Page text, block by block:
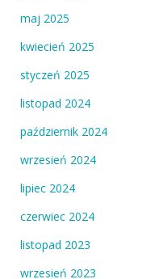
maj 2025
kwiecień 2025
styczeń 2025
listopad 2024
październik 2024
wrzesień 2024
lipiec 2024
czerwiec 2024
listopad 2023
wrzesień 2023